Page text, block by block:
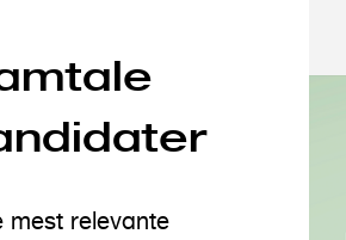
mest relevante